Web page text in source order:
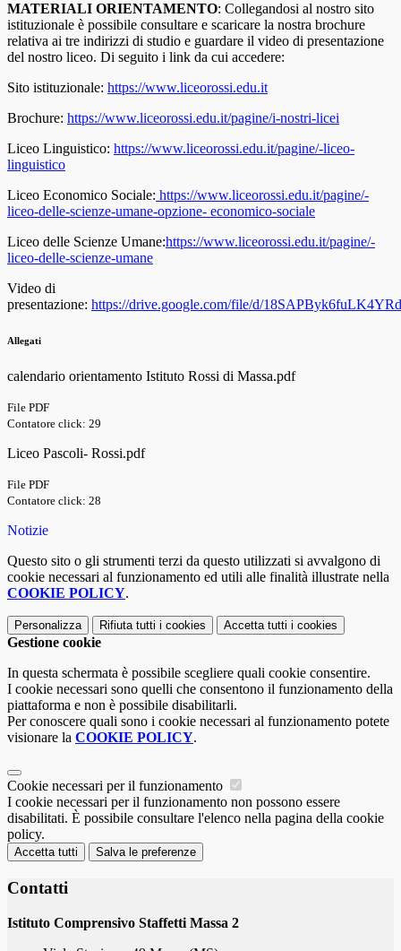
MATERIALI ORIENTAMENTO: Collegandosi al nostro sito
istituzionale è possibile consultare e scaricare la nostra brochure
relativa ai tre indirizzi di studio e guardare il video di presentazione
del nostro liceo. Di seguito i link da cui accedere:
Sito istituzionale: https://www.liceorossi.edu.it
Brochure: https://www.liceorossi.edu.it/pagine/i-nostri-licei
Liceo Linguistico: https://www.liceorossi.edu.it/pagine/-liceo-
linguistico
Liceo Economico Sociale: https://www.liceorossi.edu.it/pagine/-
liceo-delle-scienze-umane-opzione- economico-sociale
Liceo delle Scienze Umane:https://www.liceorossi.edu.it/pagine/-
liceo-delle-scienze-umane
Video di
presentazione: https://drive.google.com/file/d/
Allegati
calendario orientamento Istituto Rossi di Massa.pdf
File PDF
Contatore click: 29
Liceo Pascoli- Rossi.pdf
File PDF
Contatore click: 28
Notizie
Questo sito o gli strumenti terzi da questo utilizzati si avvalgono di
cookie necessari al funzionamento ed utili alle finalità illustrate nella
COOKIE POLICY.
Personalizza Rifiuta tutti i cookies Accetta tutti i cookies
Gestione cookie
In questa schermata è possibile scegliere quali cookie consentire.
I cookie necessari sono quelli che consentono il funzionamento della
piattaforma e non è possibile disabilitarli.
Per conoscere quali sono i cookie necessari al funzionamento potete
visionare la COOKIE POLICY.
Cookie necessari per il funzionamento
I cookie necessari per il funzionamento non possono essere
disabilitati. È possibile consultare l'elenco nella pagina della cookie
policy.
Accetta tutti Salva le preferenze
Contatti
Istituto Comprensivo Staffetti Massa 2